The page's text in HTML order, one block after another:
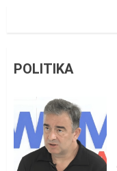
POLITIKA